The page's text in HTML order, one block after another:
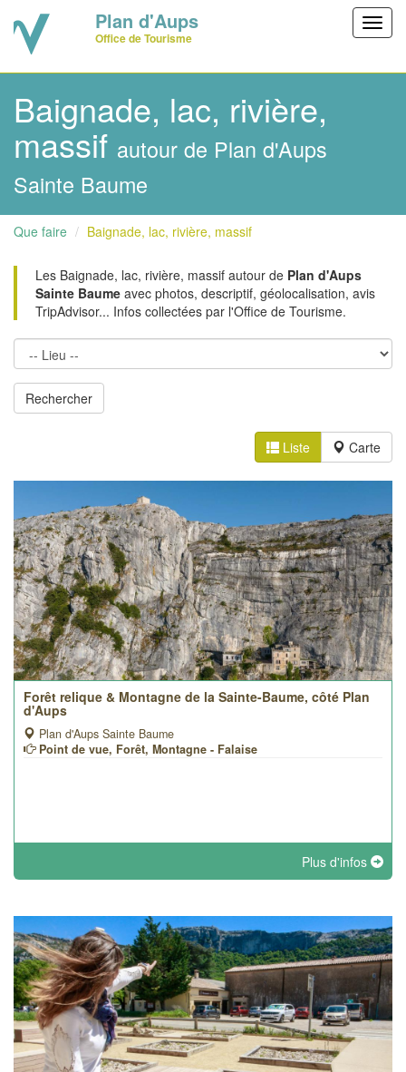
Plan d'Aups
Office de Tourisme
Baignade, lac, rivière,
massif autour de Plan d'Aups
Sainte Baume
Que faire Baignade, lac, rivière, massif
Les Baignade, lac, rivière, massif autour de Plan d'Aups
Sainte Baume avec photos, descriptif, géolocalisation, avis
TripAdvisor... Infos collectées par l'Office de Tourisme.
Liste Carte
Forêt relique & Montagne de la Sainte-Baume, côté Plan
d'Aups
Plan d'Aups Sainte Baume
Point de vue, Forêt, Montagne - Falaise
Plus d'infos